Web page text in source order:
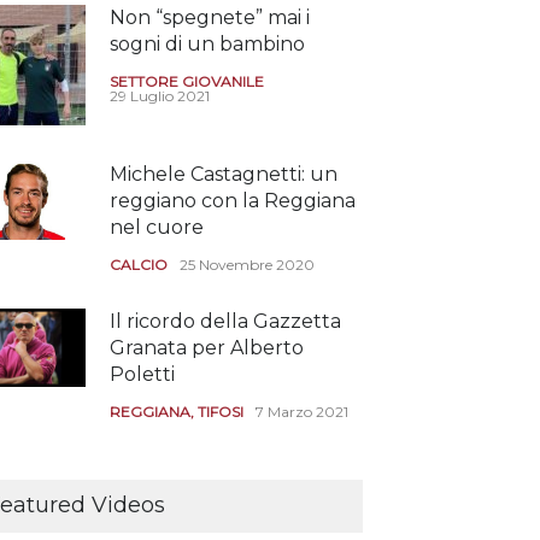
Non “spegnete” mai i
sogni di un bambino
SETTORE GIOVANILE
29 Luglio 2021
Michele Castagnetti: un
reggiano con la Reggiana
nel cuore
CALCIO 25 Novembre 2020
Il ricordo della Gazzetta
Granata per Alberto
Poletti
REGGIANA, TIFOSI 7 Marzo 2021
assistere agli allenamenti
Videos